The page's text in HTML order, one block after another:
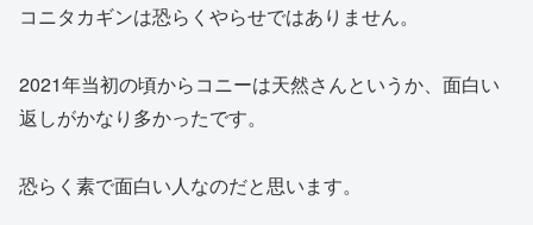
コニタカギンは恐らくやらせではありません。
2021年当初の頃からコニーは天然さんというか、面白い
返しがかなり多かったです。
恐らく素で面白い人なのだと思います。